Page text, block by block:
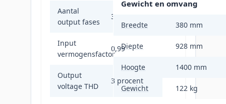
Aantal
output fases
3
Input
vermogensfactor
0,99
Output
voltage THD
3 procent
Gewicht en omvang
Breedte 380 mm
Diepte 928 mm
Hoogte 1400 mm
Gewicht 122 kg